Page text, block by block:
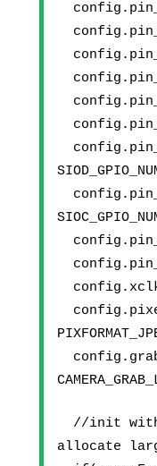
//init with
allocate